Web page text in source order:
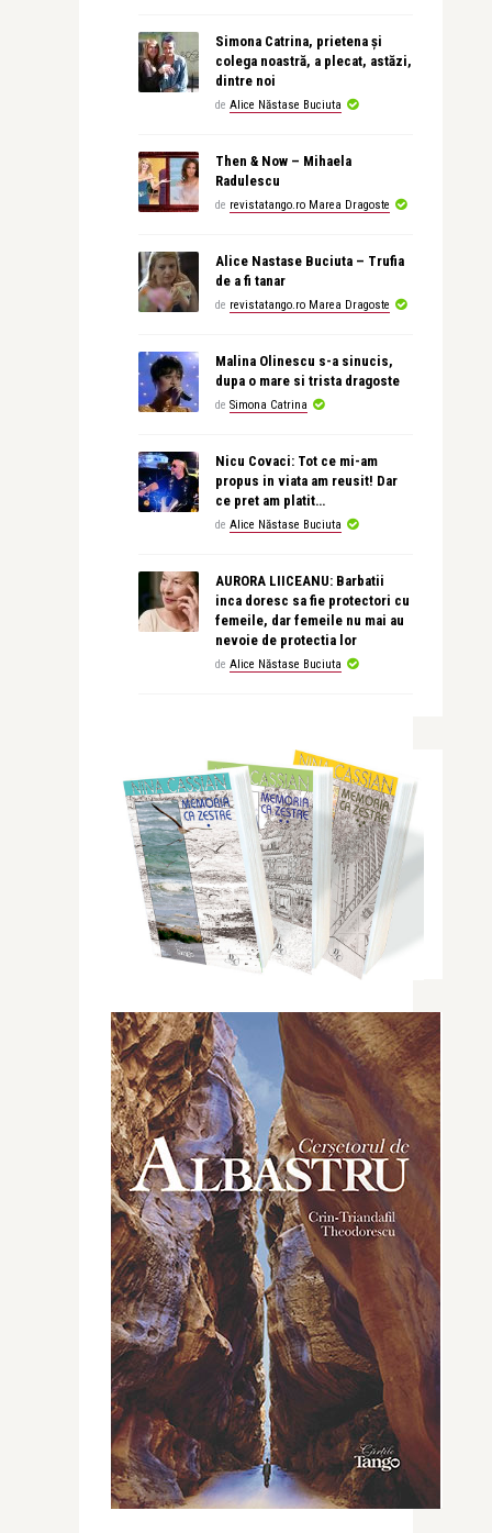
Simona Catrina, prietena și
colega noastră, a plecat, astăzi,
dintre noi
de Alice Năstase Buciuta
Then & Now – Mihaela
Radulescu
de revistatango.ro Marea Dragoste
Alice Nastase Buciuta – Trufia
de a fi tanar
de revistatango.ro Marea Dragoste
Malina Olinescu s-a sinucis,
dupa o mare si trista dragoste
de Simona Catrina
Nicu Covaci: Tot ce mi-am
propus in viata am reusit! Dar
ce pret am platit…
de Alice Năstase Buciuta
AURORA LIICEANU: Barbatii
inca doresc sa fie protectori cu
femeile, dar femeile nu mai au
nevoie de protectia lor
de Alice Năstase Buciuta